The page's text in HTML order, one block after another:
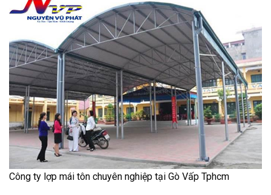
Công ty lợp mái tôn chuyên nghiệp tại Gò Vấp Tphcm